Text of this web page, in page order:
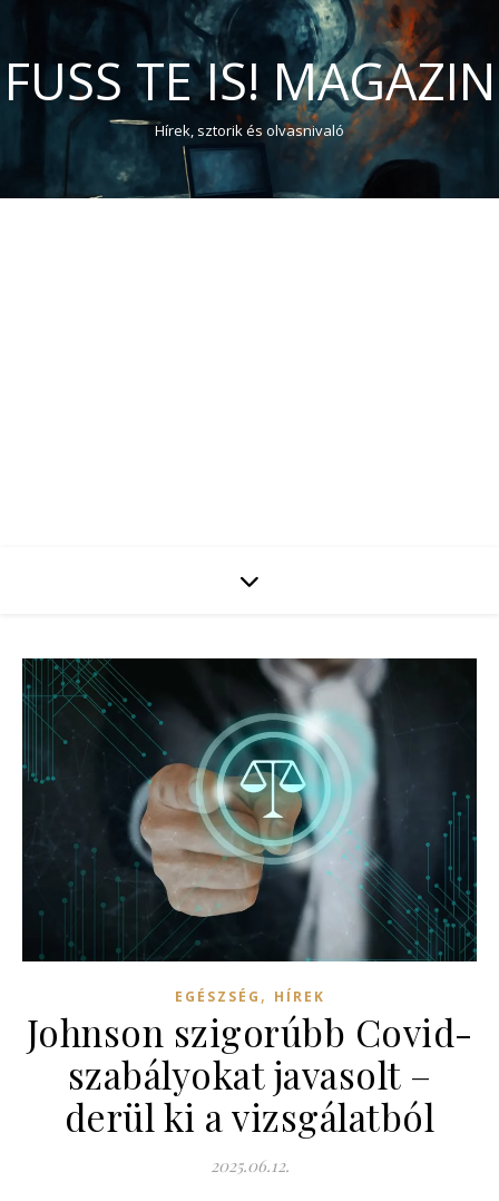
FUSS TE IS! MAGAZIN
Hírek, sztorik és olvasnivaló
EGÉSZSÉG , HÍREK
Johnson szigorúbb Covid-
szabályokat javasolt –
derül ki a vizsgálatból
2025.06.12.